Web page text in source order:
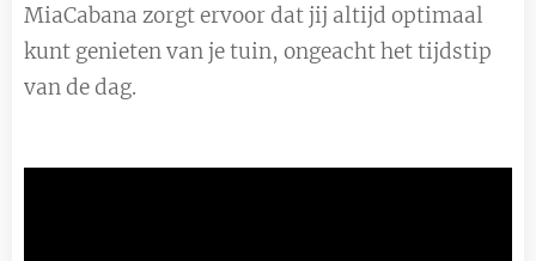
MiaCabana zorgt ervoor dat jij altijd optimaal
kunt genieten van je tuin, ongeacht het tijdstip
van de dag.